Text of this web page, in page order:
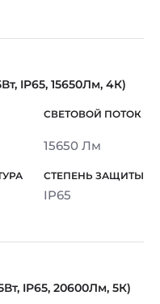
IP65, 15650Лм, 4К)
15650 Лм
IP65
IP65, 20600Лм, 5К)